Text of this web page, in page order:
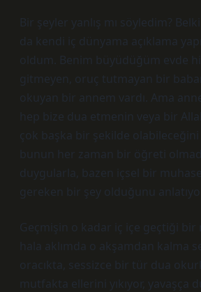
Bir şeyler yanlış mı söyledim?
da kendi iç dünyama açıklama
oldum. Benim büyüdüğüm evde
gitmeyen, oruç tutmayan bir
okuyan bir annem vardı. Ama
hep bize dua etmenin veya bir
çok başka bir şekilde olabileceğini
bunun her zaman bir öğreti
duygularla, bazen içsel bir
gereken bir şey olduğunu
Geçmişin o kadar iç içe geçtiği bir
hala aklımda o akşamdan kalma
oracıkta, sessizce bir tür dua
mutfakta ellerini yıkıyor, yavaşça